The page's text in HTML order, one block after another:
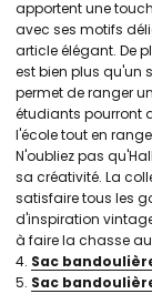
apportent une
avec ses motifs
article élégant. De
est bien plus qu'un
permet de ranger
étudiants pourront
l'école tout en
N'oubliez pas
sa créativité. La
satisfaire tous les
d'inspiration
à faire la chasse
4. Sac
5. Sac